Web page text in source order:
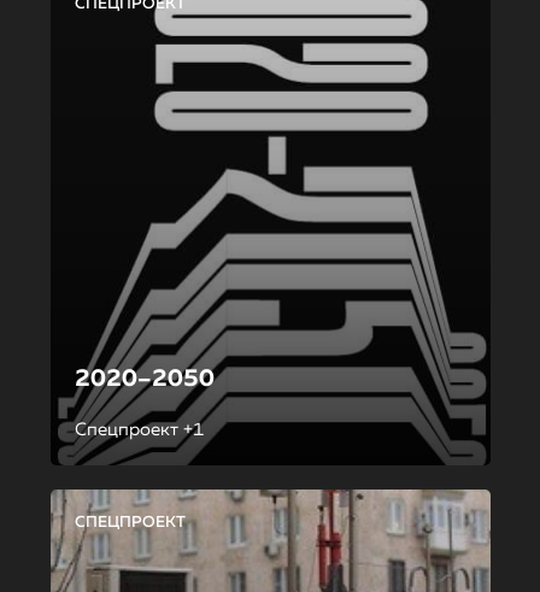
СПЕЦПРОЕКТ
2020–2050
Спецпроект +1
СПЕЦПРОЕКТ